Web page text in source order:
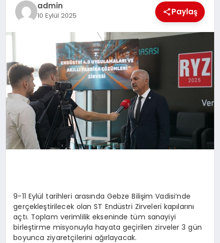
admin
10 Eylül 2025 Paylaş
9-11 Eylül tarihleri arasında Gebze Bilişim Vadisi’nde
gerçekleştirilecek olan ST Endüstri Zirveleri kapılarını
açtı. Toplam verimlilik ekseninde tüm sanayiyi
birleştirme misyonuyla hayata geçirilen zirveler 3 gün
boyunca ziyaretçilerini ağırlayacak.